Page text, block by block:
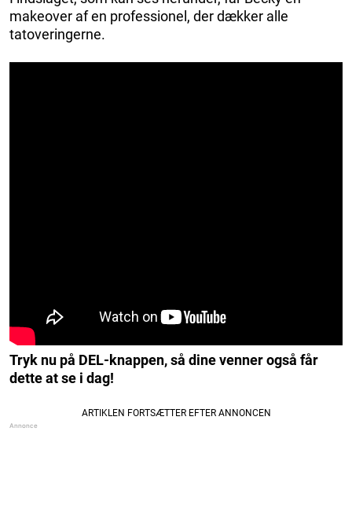
makeover af en professionel, der dækker alle
tatoveringerne.
Tryk nu på DEL-knappen, så dine venner også får
dette at se i dag!